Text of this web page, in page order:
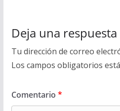
Deja una respuesta
Tu dirección de correo
Los campos obligatorios
Comentario *